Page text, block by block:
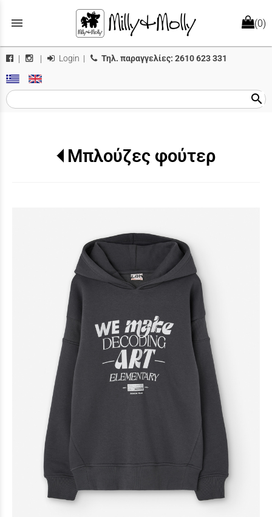
menu (0)
| | Login | Τηλ. παραγγελίες: 2610 623 331
search
Μπλούζες φούτερ